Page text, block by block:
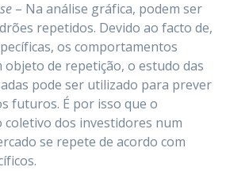
– Na análise gráfica, podem ser
repetidos. Devido ao facto de,
os comportamentos
objeto de repetição, o estudo das
pode ser utilizado para prever
futuros. É por isso que o
dos investidores num
se repete de acordo com